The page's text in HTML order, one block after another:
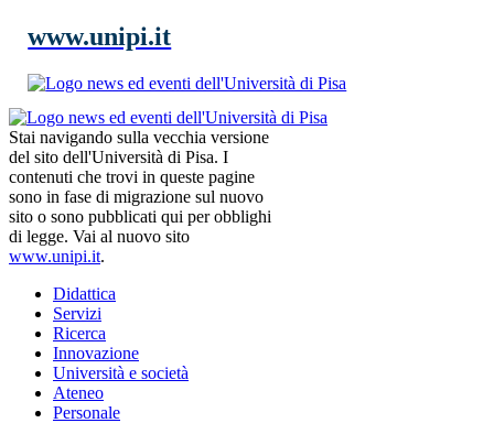
www.unipi.it
Stai navigando sulla vecchia versione
del sito dell'Università di Pisa. I
contenuti che trovi in queste pagine
sono in fase di migrazione sul nuovo
sito o sono pubblicati qui per obblighi
di legge. Vai al nuovo sito
www.unipi.it.
Didattica
Servizi
Ricerca
Innovazione
Università e società
Ateneo
Personale